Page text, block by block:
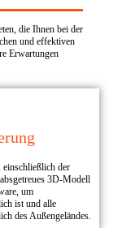
die Ihnen bei der
und effektiven
Erwartungen
einschließlich der
3D-Modell
um
ist und alle
des Außengeländes.